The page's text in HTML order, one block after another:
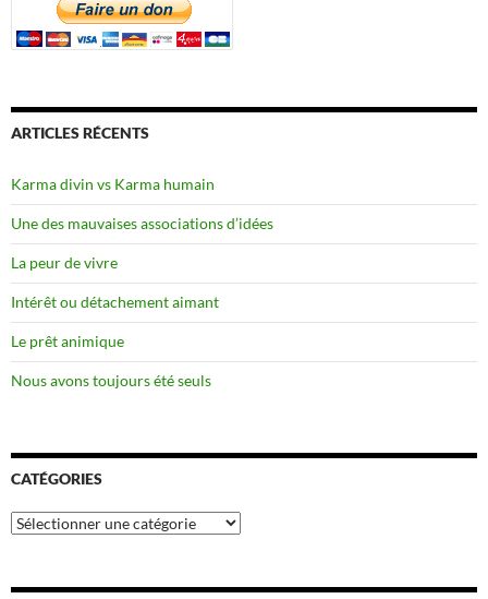
ARTICLES RÉCENTS
Karma divin vs Karma humain
Une des mauvaises associations d’idées
La peur de vivre
Intérêt ou détachement aimant
Le prêt animique
Nous avons toujours été seuls
CATÉGORIES
Catégories